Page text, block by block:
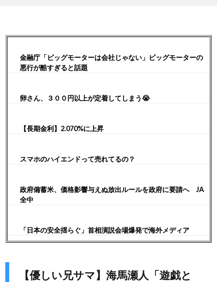
金融庁「ビッグモーターは会社じゃない」ビッグモーターの
悪行が酷すぎると話題
卵さん、３００円以上が定着してしまう😭
【長期金利】2.070%に上昇
スマホのハイエンドって売れてるの？
政府備蓄米、価格影響与えぬ放出ルールを政府に要請へ JA
全中
「日本の安全揺らぐ」首相演説会場爆発で海外メディア
【優しい兄サマ】海馬瀬人「遊戯と